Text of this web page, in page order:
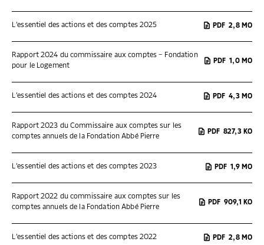
L’essentiel des actions et des comptes 2025 PDF 2,8 MO
Rapport 2024 du commissaire aux comptes – Fondation
pour le Logement
PDF 1,0 MO
L’essentiel des actions et des comptes 2024 PDF 4,3 MO
Rapport 2023 du Commissaire aux comptes sur les
comptes annuels de la Fondation Abbé Pierre
PDF 827,3 KO
L’essentiel des actions et des comptes 2023 PDF 1,9 MO
Rapport 2022 du commissaire aux comptes sur les
comptes annuels de la Fondation Abbé Pierre
PDF 909,1 KO
L’essentiel des actions et des comptes 2022 PDF 2,8 MO